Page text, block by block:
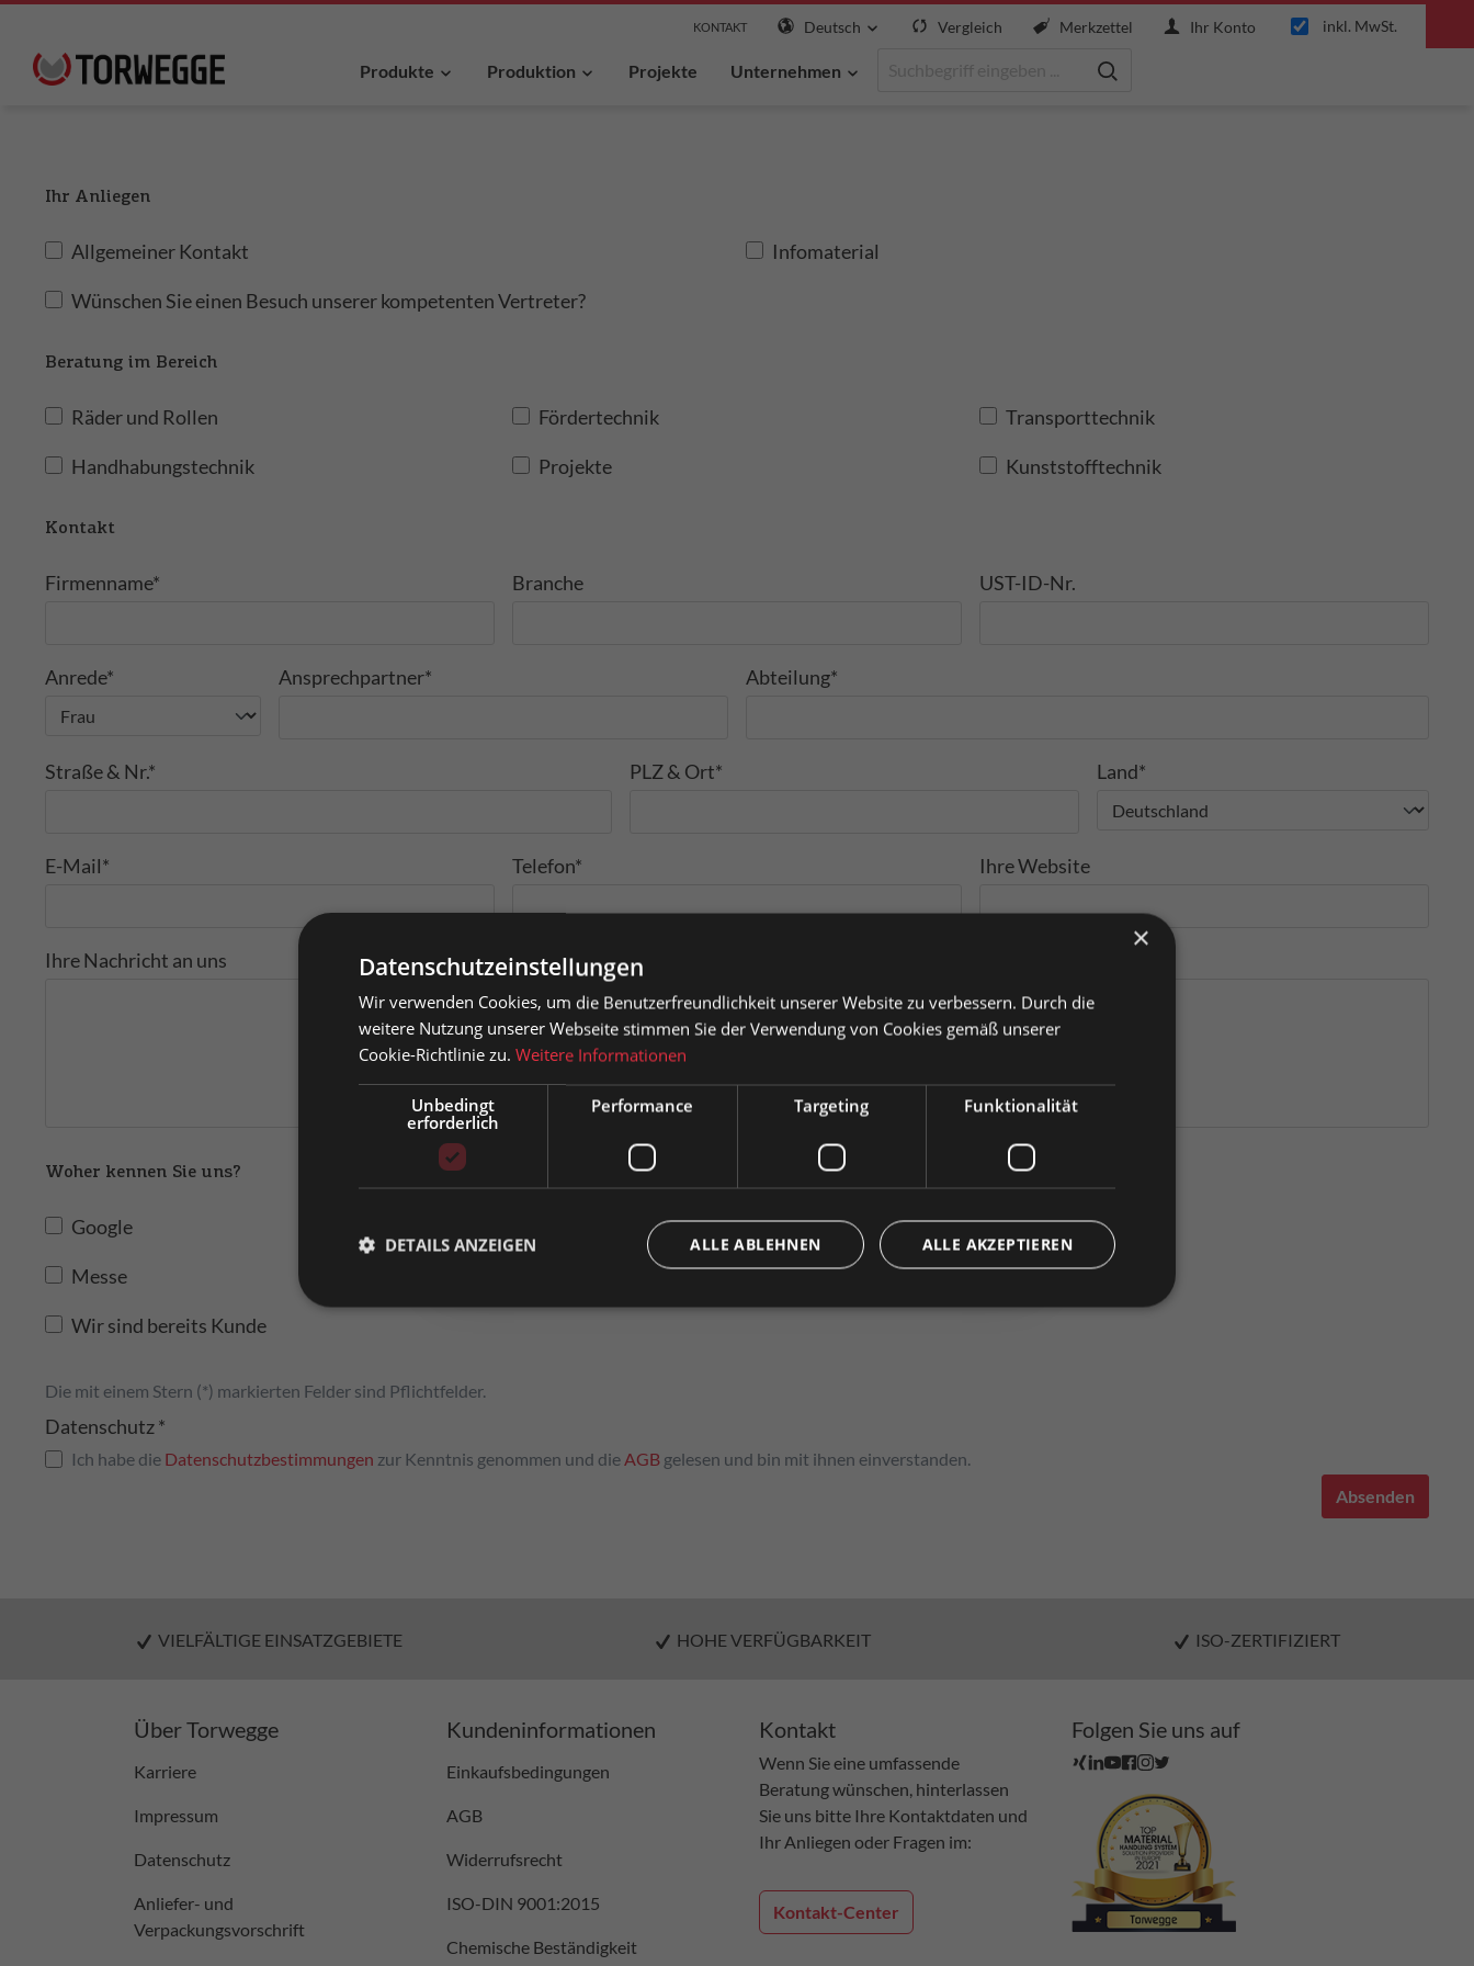
KONTAKT Deutsch Vergleich Merkzettel Ihr Konto inkl. MwSt.
Produkte Produktion Projekte Unternehmen
Ihr Anliegen
Allgemeiner Kontakt Infomaterial
Wünschen Sie einen Besuch unserer kompetenten Vertreter?
Beratung im Bereich
Räder und Rollen Fördertechnik Transporttechnik
Handhabungstechnik Projekte Kunststofftechnik
Kontakt
Firmenname* Branche UST-ID-Nr.
Anrede* Ansprechpartner* Abteilung*
Straße & Nr.* PLZ & Ort* Land*
E-Mail* Telefon* Ihre Website
Ihre Nachricht an uns
Woher kennen Sie uns?
Google Zeitungsanzeige
Messe Empfehlung
Wir sind bereits Kunde
Die mit einem Stern (*) markierten Felder sind Pflichtfelder.
Datenschutz *
Ich habe die Datenschutzbestimmungen zur Kenntnis genommen und die AGB gelesen und bin mit ihnen einverstanden.
Absenden
VIELFÄLTIGE EINSATZGEBIETE HOHE VERFÜGBARKEIT ISO-ZERTIFIZIERT
Über Torwegge
Karriere
Impressum
Datenschutz
Anliefer- und
Verpackungsvorschrift
Kundeninformationen
Einkaufsbedingungen
AGB
Widerrufsrecht
ISO-DIN 9001:2015
Chemische Beständigkeit
Kontakt
Wenn Sie eine umfassende
Beratung wünschen, hinterlassen
Sie uns bitte Ihre Kontaktdaten und
Ihr Anliegen oder Fragen im:
Kontakt-Center
Folgen Sie uns auf
Preisauszeichnung
Privatkunden können Preise mit MwSt. (brutto) und Geschäftskunden
Preise ohne MwSt. (netto) angezeigt werden.
Bitte wählen Sie Ihre bevorzugte Einstellung:
Privatkunde Geschäftskunde
×
Datenschutzeinstellungen
Wir verwenden Cookies, um die Benutzerfreundlichkeit unserer Website zu verbessern. Durch die
weitere Nutzung unserer Webseite stimmen Sie der Verwendung von Cookies gemäß unserer
Cookie-Richtlinie zu. Weitere Informationen
Unbedingt
erforderlich
Performance Targeting Funktionalität
ALLE AKZEPTIEREN
ALLE ABLEHNEN
DETAILS ANZEIGEN